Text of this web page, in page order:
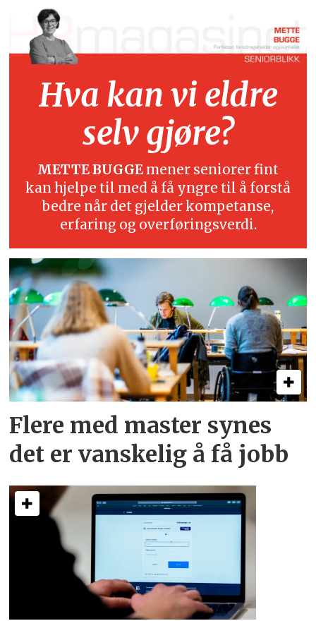
Hva kan vi eldre
selv gjøre?
METTE BUGGE mener seniorer fint
kan hjelpe til med å få yngre til å forstå
bedre når det gjelder kompetanse,
erfaring og overføringsverdi.
Flere med master synes
det er vanskelig å få jobb